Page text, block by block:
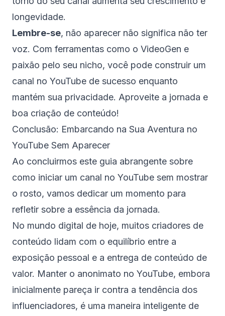
longevidade.
Lembre-se, não aparecer não significa não ter
voz. Com ferramentas como o VideoGen e
paixão pelo seu nicho, você pode construir um
canal no YouTube de sucesso enquanto
mantém sua privacidade. Aproveite a jornada e
boa criação de conteúdo!
Conclusão: Embarcando na Sua Aventura no
YouTube Sem Aparecer
Ao concluirmos este guia abrangente sobre
como iniciar um canal no YouTube sem mostrar
o rosto, vamos dedicar um momento para
refletir sobre a essência da jornada.
No mundo digital de hoje, muitos criadores de
conteúdo lidam com o equilíbrio entre a
exposição pessoal e a entrega de conteúdo de
valor. Manter o anonimato no YouTube, embora
inicialmente pareça ir contra a tendência dos
influenciadores, é uma maneira inteligente de